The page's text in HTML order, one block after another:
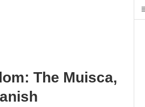
The Muisca,